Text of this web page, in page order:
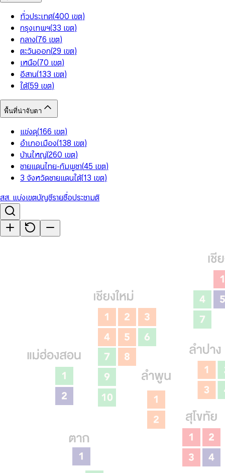
ทั่วประเทศ(400 เขต)
กรุงเทพฯ(33 เขต)
กลาง(76 เขต)
ตะวันออก(29 เขต)
เหนือ(70 เขต)
อีสาน(133 เขต)
ใต้(59 เขต)
พื้นที่น่าจับตา
แข่งดุ(166 เขต)
อำเภอเมือง(138 เขต)
บ้านใหญ่(260 เขต)
ชายแดนไทย-กัมพูชา(45 เขต)
3 จังหวัดชายแดนใต้(13 เขต)
สส. แบ่งเขตบัญชีรายชื่อประชามติ